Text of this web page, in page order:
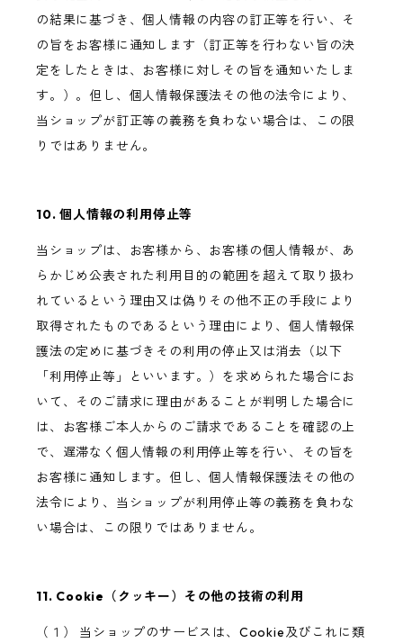
の結果に基づき、個人情報の内容の訂正等を行い、そ
の旨をお客様に通知します（訂正等を行わない旨の決
定をしたときは、お客様に対しその旨を通知いたしま
す。）。但し、個人情報保護法その他の法令により、
当ショップが訂正等の義務を負わない場合は、この限
りではありません。
10. 個人情報の利用停止等
当ショップは、お客様から、お客様の個人情報が、あ
らかじめ公表された利用目的の範囲を超えて取り扱わ
れているという理由又は偽りその他不正の手段により
取得されたものであるという理由により、個人情報保
護法の定めに基づきその利用の停止又は消去（以下
「利用停止等」といいます。）を求められた場合にお
いて、そのご請求に理由があることが判明した場合に
は、お客様ご本人からのご請求であることを確認の上
で、遅滞なく個人情報の利用停止等を行い、その旨を
お客様に通知します。但し、個人情報保護法その他の
法令により、当ショップが利用停止等の義務を負わな
い場合は、この限りではありません。
11. Cookie（クッキー）その他の技術の利用
（１） 当ショップのサービスは、Cookie及びこれに類